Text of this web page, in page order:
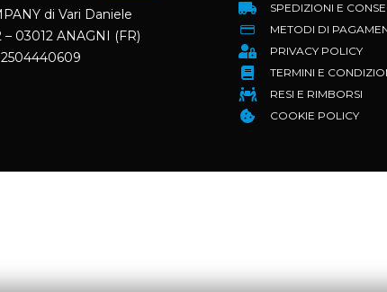
di Vari Daniele
03012 ANAGNI (FR)
SPEDIZIONI E
METODI DI
PRIVACY POLICY
TERMINI E
RESI E RIMBORSI
COOKIE POLICY